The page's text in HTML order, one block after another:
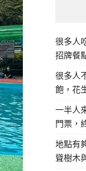
很多人
招牌餐
很多人
飽，花
一半人
門票，
地點有
聳樹木